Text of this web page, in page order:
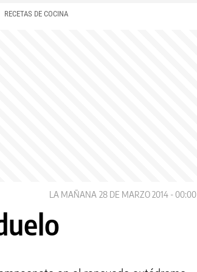
RECETAS DE COCINA
LA MAÑANA 28 DE MARZO 2014 - 00:00